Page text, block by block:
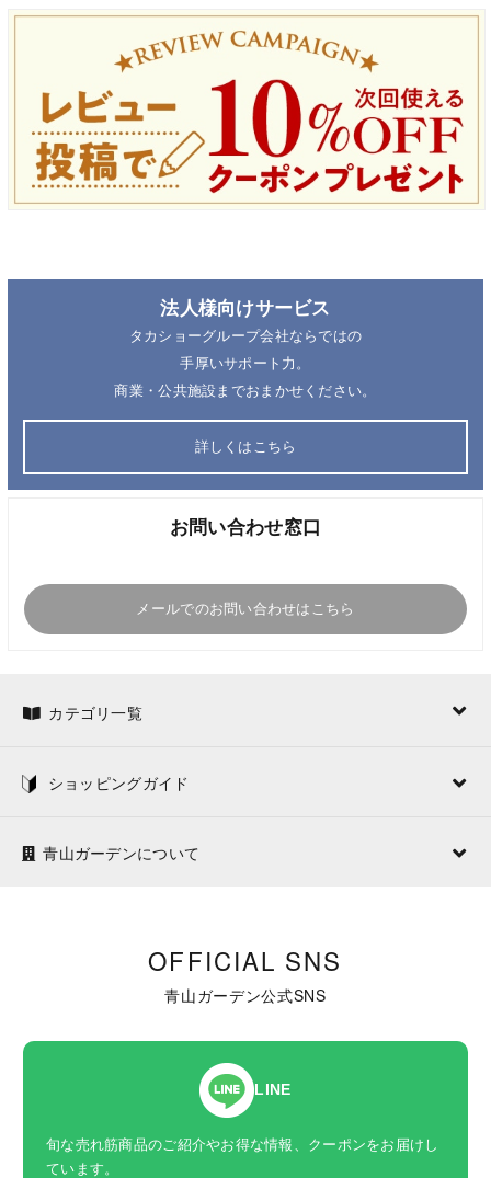
法人様向けサービス
タカショーグループ会社ならではの
手厚いサポート力。
商業・公共施設までおまかせください。
詳しくはこちら
お問い合わせ窓口
メールでのお問い合わせはこちら
カテゴリ一覧
ショッピングガイド
青山ガーデンについて
OFFICIAL SNS
青山ガーデン公式SNS
LINE
旬な売れ筋商品のご紹介やお得な情報、クーポンをお届けし
ています。